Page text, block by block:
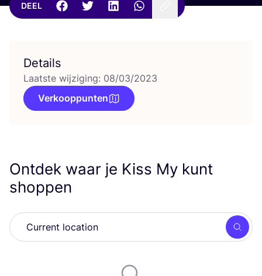
DEEL
Details
Laatste wijziging: 08/03/2023
Verkooppunten
Ontdek waar je Kiss My kunt
shoppen
Zoek